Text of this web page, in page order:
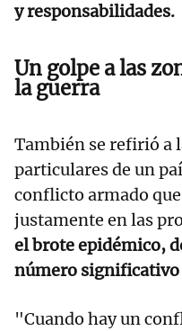
y responsabilidades.
Un golpe a las
la guerra
También se refirió a
particulares de un
conflicto armado
justamente en las
el brote epidémico,
número significativo
"Cuando hay un